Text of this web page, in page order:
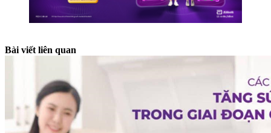
Bài viết liên quan